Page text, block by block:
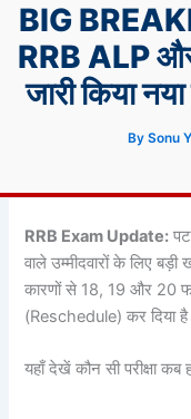
BIG
RRB ALP और
जारी किया
By Sonu
RRB Exam Update:
वाले उम्मीदवारों के लिए बड़ी
कारणों से 18, 19 और 20
(Reschedule) कर दिया
यहाँ देखें कौन सी परीक्षा